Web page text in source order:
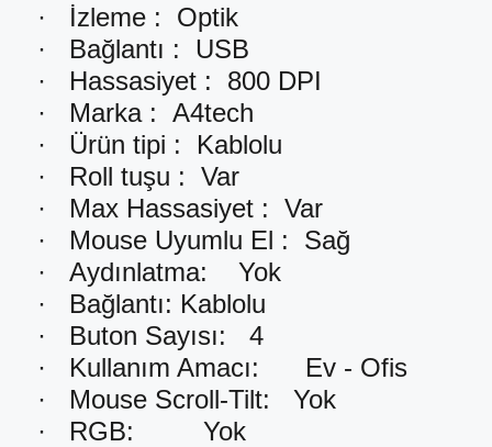
·
İzleme :
Optik
·
Bağlantı :
USB
·
Hassasiyet :
800 DPI
·
Marka : A4tech
·
Ürün tipi :
Kablolu
·
Roll tuşu : Var
·
Max Hassasiyet : Var
·
Mouse Uyumlu El :
Sağ
·
Aydınlatma:
Yok
·
Bağlantı: Kablolu
·
Buton Sayısı:
4
·
Kullanım Amacı:
Ev - Ofis
·
Mouse Scroll-Tilt:
Yok
·
RGB: Yok